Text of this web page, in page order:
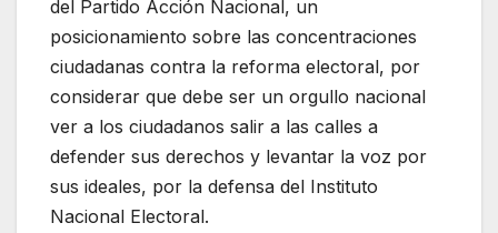
del Partido Acción Nacional, un
posicionamiento sobre las concentraciones
ciudadanas contra la reforma electoral, por
considerar que debe ser un orgullo nacional
ver a los ciudadanos salir a las calles a
defender sus derechos y levantar la voz por
sus ideales, por la defensa del Instituto
Nacional Electoral.